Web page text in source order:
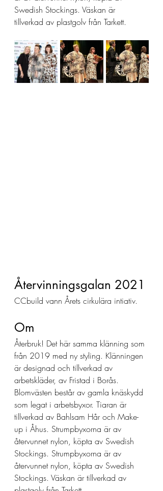
Swedish Stockings. Väskan är
tillverkad av plastgolv från Tarkett.
Återvinningsgalan 2021
CCbuild vann Årets cirkulära intiativ.
Om
Återbruk! Det här samma klänning som
från 2019 med ny styling. Klänningen
är designad och tillverkad av
arbetskläder, av Fristad i Borås.
Blomvästen består av gamla knäskydd
som legat i arbetsbyxor. Tiaran är
tillverkad av Bahlsam Hår och Make-
up i Åhus. Strumpbyxorna är av
återvunnet nylon, köpta av Swedish
Stockings. Strumpbyxorna är av
återvunnet nylon, köpta av Swedish
Stockings. Väskan är tillverkad av